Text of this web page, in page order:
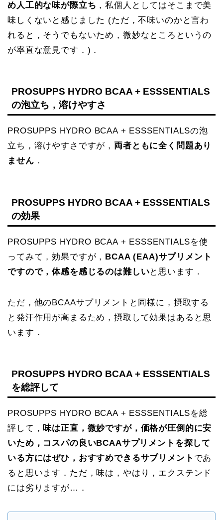
め人工的な味が際立ち ，私個人としてはそこまで美
味しくないと感じました (ただ，不味いのかと言わ
れると，そうでもないため，微妙なところというの
が率直な意見です．)．
PROSUPPS HYDRO BCAA + ESSSENTIALS
の泡立ち，溶けやすさ
PROSUPPS HYDRO BCAA + ESSSENTIALSの泡
立ち，溶けやすさですが， 両者ともに全く問題あり
ません ．
PROSUPPS HYDRO BCAA + ESSSENTIALS
の効果
PROSUPPS HYDRO BCAA + ESSSENTIALSを使
ってみて，効果ですが， BCAA (EAA)サプリメント
ですので，体感を感じるのは難しいと思います．
ただ，他のBCAAサプリメントと同様に，摂取する
と発汗作用が高まるため，摂取して効果はあると思
います．
PROSUPPS HYDRO BCAA + ESSSENTIALS
を総評して
PROSUPPS HYDRO BCAA + ESSSENTIALSを総
評して，味は正直，微妙ですが，価格が圧倒的に安
いため，コスパの良いBCAAサプリメントを探して
いる方にはぜひ，おすすめできるサプリメント であ
ると思います．ただ，味は，やはり，エクステンド
には劣りますが…．